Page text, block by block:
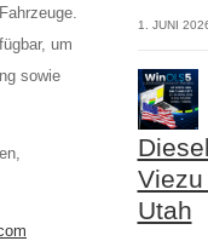
um
sowie
1. JUNI
Viezu
Utah